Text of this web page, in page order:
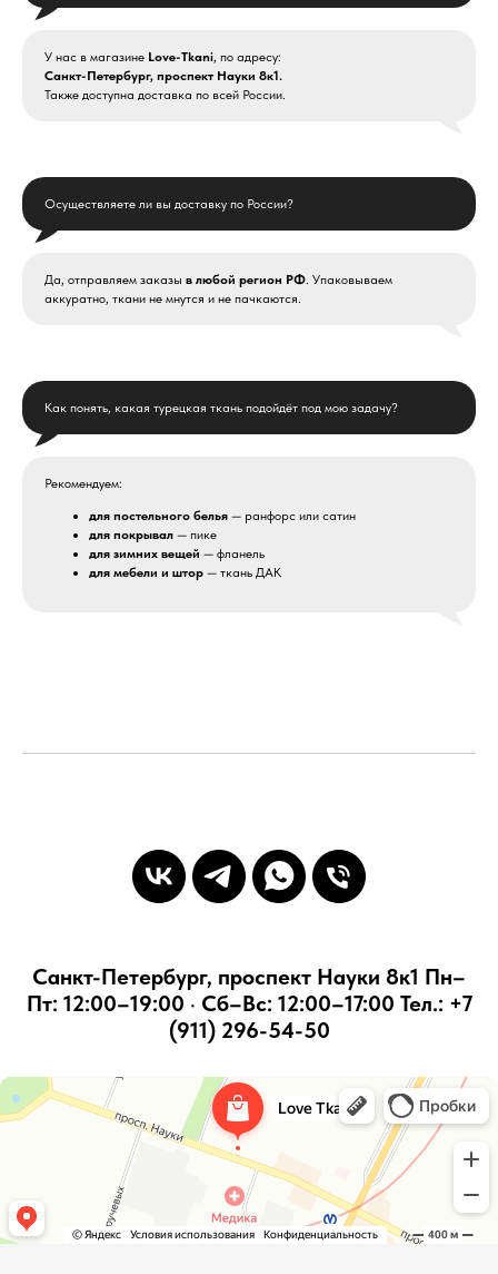
У нас в магазине Love-Tkani, по адресу:
Санкт-Петербург, проспект Науки 8к1.
Также доступна доставка по всей России.
Осуществляете ли вы доставку по России?
Да, отправляем заказы в любой регион РФ. Упаковываем
аккуратно, ткани не мнутся и не пачкаются.
Как понять, какая турецкая ткань подойдёт под мою задачу?
Рекомендуем:
для постельного белья — ранфорс или сатин
для покрывал — пике
для зимних вещей — фланель
для мебели и штор — ткань ДАК
Санкт-Петербург, проспект Науки 8к1 Пн–
Пт: 12:00–19:00 · Сб–Вс: 12:00–17:00 Тел.: +7
(911) 296-54-50